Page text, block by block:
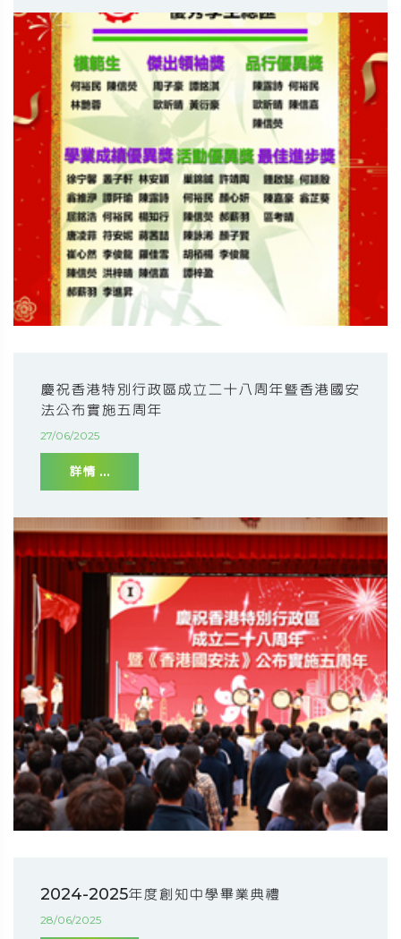
慶祝香港特別行政區成立二十八周年暨香港國安
法公布實施五周年
27/06/2025
詳情 ...
2024-2025年度創知中學畢業典禮
28/06/2025